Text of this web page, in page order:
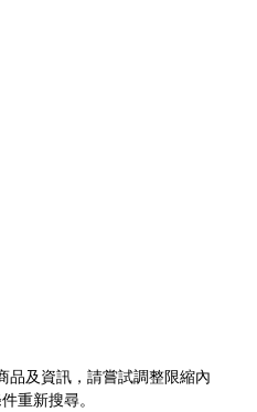
品及資訊，請嘗試調整限縮內
重新搜尋。